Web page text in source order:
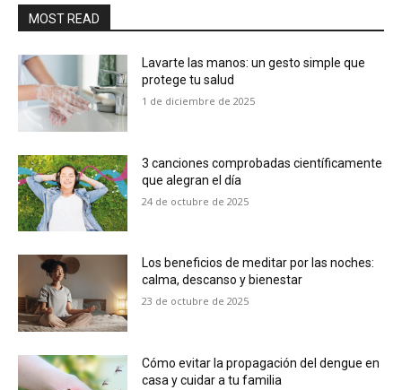
MOST READ
Lavarte las manos: un gesto simple que
protege tu salud
1 de diciembre de 2025
3 canciones comprobadas científicamente
que alegran el día
24 de octubre de 2025
Los beneficios de meditar por las noches:
calma, descanso y bienestar
23 de octubre de 2025
Cómo evitar la propagación del dengue en
casa y cuidar a tu familia